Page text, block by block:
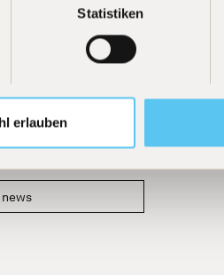
Statistiken
erlauben
news